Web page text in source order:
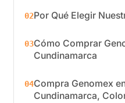
02Por Qué Elegir
03Cómo Comprar
Cundinamarca
04Compra Genomex
Cundinamarca,